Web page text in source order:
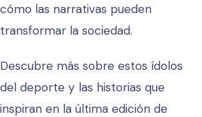
cómo las narrativas pueden
transformar la sociedad.
Descubre más sobre estos ídolos
del deporte y las historias que
inspiran en la última edición de